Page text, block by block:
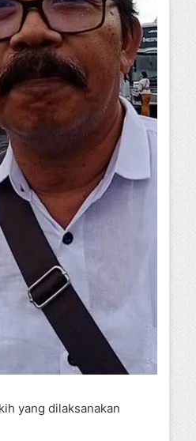
yang dilaksanakan